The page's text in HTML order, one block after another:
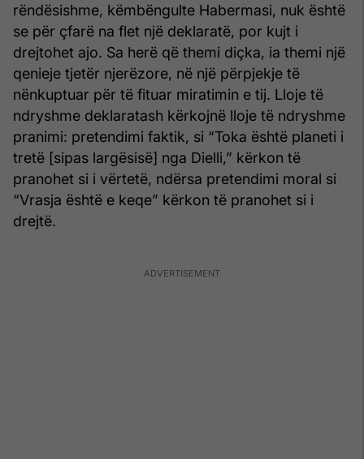
rëndësishme, këmbëngulte Habermasi, nuk është
se për çfarë na flet një deklaratë, por kujt i
drejtohet ajo. Sa herë që themi diçka, ia themi një
qenieje tjetër njerëzore, në një përpjekje të
nënkuptuar për të fituar miratimin e tij. Lloje të
ndryshme deklaratash kërkojnë lloje të ndryshme
pranimi: pretendimi faktik, si “Toka është planeti i
tretë [sipas largësisë] nga Dielli,” kërkon të
pranohet si i vërtetë, ndërsa pretendimi moral si
“Vrasja është e keqe” kërkon të pranohet si i
drejtë.